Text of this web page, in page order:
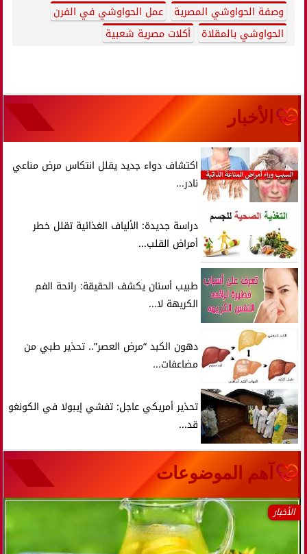
وصفة الحواوشي المصرية
عمل الحواوشي في الفرن
الحواوشي بالمقلاة
أكلات مصرية شعبية
الأخبار
اكتشاف دواء جديد يقلل انتكاس مرض مناعي
نادر...
دراسة جديدة: الألياف الغذائية تقلل خطر
أمراض القلب...
طبيب أسنان يكشف الحقيقة: رائحة الفم
الكريهة لا...
دهون الكبد “مرض العصر”.. تحذير طبي من
مضاعفات...
تحذير أمريكي عاجل: تفشي إيبولا في الكونغو
قد...
آهم الموضوعات
الأخبار